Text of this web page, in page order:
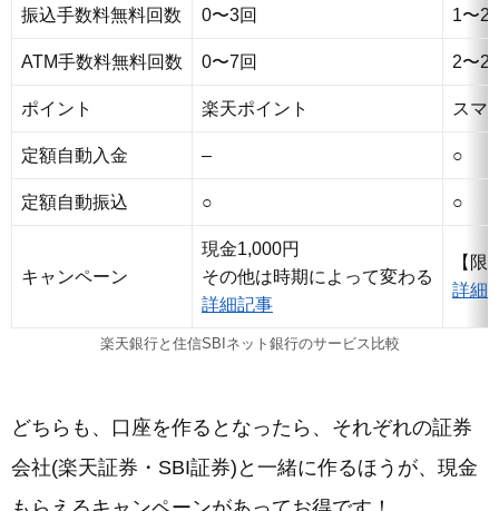
振込手数料無料回数 0〜3回 1〜
ATM手数料無料回数 0〜7回 2〜
ポイント 楽天ポイント スマ
定額自動入金 – ○
定額自動振込 ○ ○
キャンペーン
現金1,000円
その他は時期によって変わる
詳細記事
【限
詳細
楽天銀行と住信SBIネット銀行のサービス比較
どちらも、口座を作るとなったら、それぞれの証券
会社(楽天証券・SBI証券)と一緒に作るほうが、現金